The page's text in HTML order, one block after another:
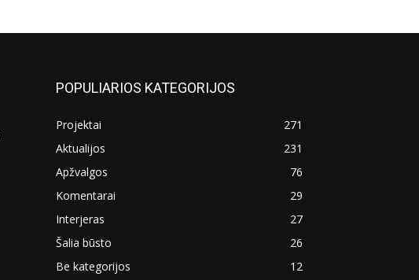
POPULIARIOS KATEGORIJOS
Projektai
271
Aktualijos
231
Apžvalgos
76
Komentarai
29
Interjeras
27
Šalia būsto
26
Be kategorijos
12